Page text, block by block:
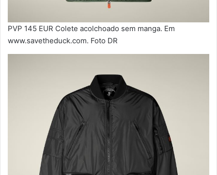
PVP 145 EUR Colete acolchoado sem manga. Em
www.savetheduck.com. Foto DR